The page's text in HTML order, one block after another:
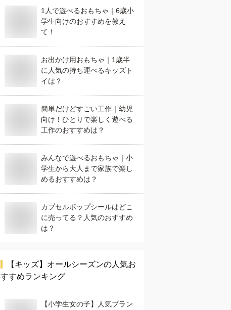
1人で遊べるおもちゃ｜6歳小
学生向けのおすすめを教え
て！
お出かけ用おもちゃ｜1歳半
に人気の持ち運べるキッズト
イは？
簡単だけどすごい工作｜幼児
向け！ひとりで楽しく遊べる
工作のおすすめは？
みんなで遊べるおもちゃ｜小
学生から大人まで家族で楽し
めるおすすめは？
カプセルポップシールはどこ
に売ってる？人気のおすすめ
は？
【キッズ】 オールシーズンの人気お
すすめランキング
【小学生女の子】人気ブラン